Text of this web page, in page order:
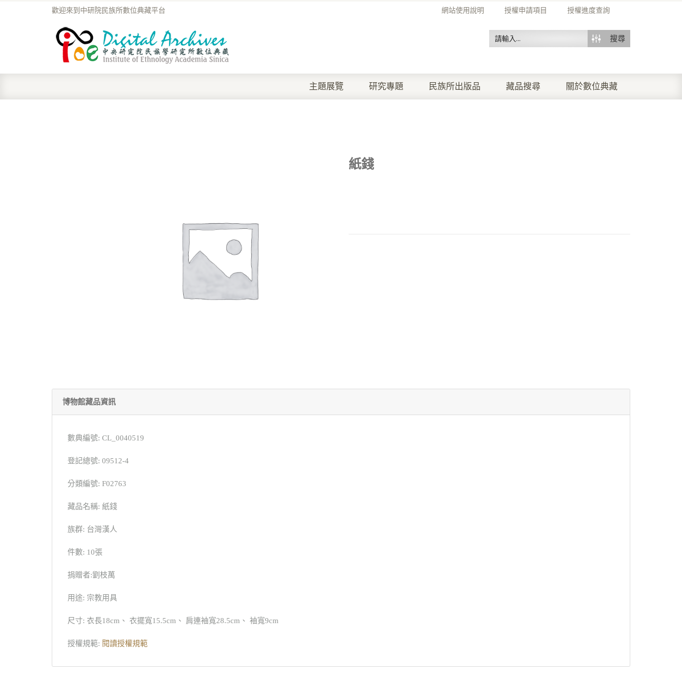
網站使用說明 授權申請項目 授權進度查詢
歡迎來到中研院民族所數位典藏平台
搜尋
主題展覽 研究專題 民族所出版品 藏品搜尋 關於數位典藏
紙錢
博物館藏品資訊
數典編號: CL_0040519
登記總號: 09512-4
分類編號: F02763
藏品名稱: 紙錢
族群: 台灣漢人
件數: 10張
捐贈者:劉枝萬
用途: 宗教用具
尺寸: 衣長18cm、 衣擺寬15.5cm、 肩連袖寬28.5cm、 袖寬9cm
授權規範: 閱讀授權規範